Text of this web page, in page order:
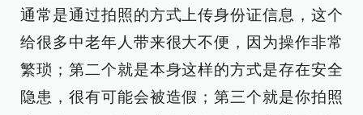
通常是通过拍照的方式上传身份证信息，这个
给很多中老年人带来很大不便，因为操作非常
繁琐；第二个就是本身这样的方式是存在安全
隐患，很有可能会被造假；第三个就是你拍照